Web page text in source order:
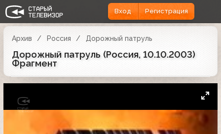
Вход Регистрация
Архив Россия Дорожный патруль
Дорожный патруль (Россия, 10.10.2003)
Фрагмент